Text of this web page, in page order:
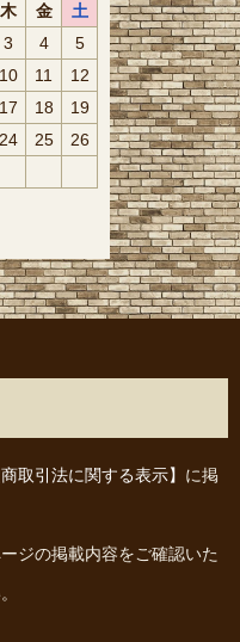
木 金
土
3 4
5
10 11
12
17 18
19
24 25
26
商取引法に関する表示】 に掲
ジの掲載内容をご確認いた